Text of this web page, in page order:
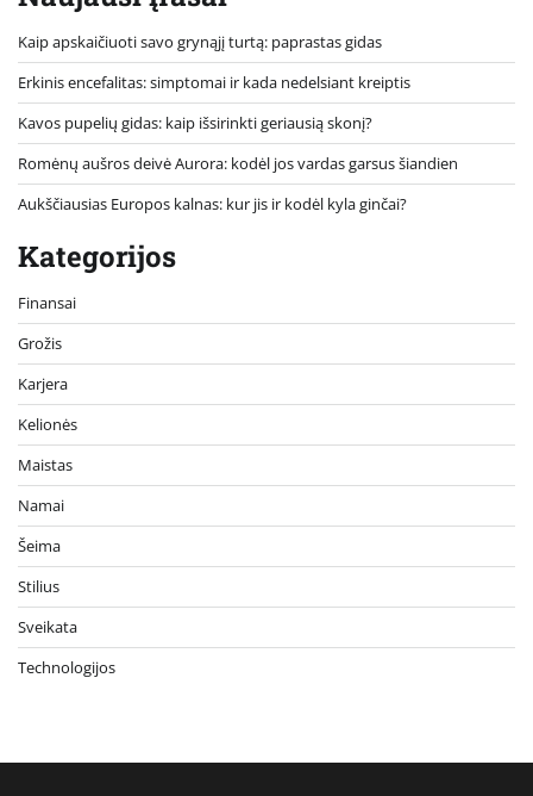
Kaip apskaičiuoti savo grynąjį turtą: paprastas gidas
Erkinis encefalitas: simptomai ir kada nedelsiant kreiptis
Kavos pupelių gidas: kaip išsirinkti geriausią skonį?
Romėnų aušros deivė Aurora: kodėl jos vardas garsus šiandien
Aukščiausias Europos kalnas: kur jis ir kodėl kyla ginčai?
Kategorijos
Finansai
Grožis
Karjera
Kelionės
Maistas
Namai
Šeima
Stilius
Sveikata
Technologijos